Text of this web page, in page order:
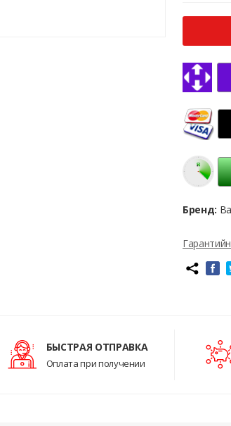
Бренд:
БЫСТРАЯ ОТПРАВКА
Оплата при получении